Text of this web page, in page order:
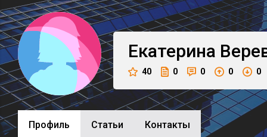
Екатерина
40 0 0 0 0
Профиль Cтатьи Контакты